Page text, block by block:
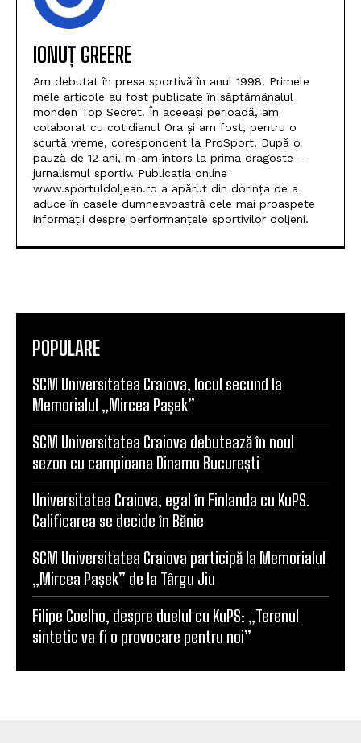
IONUȚ GREERE
Am debutat în presa sportivă în anul 1998. Primele
mele articole au fost publicate în săptămânalul
monden Top Secret. În aceeași perioadă, am
colaborat cu cotidianul Ora și am fost, pentru o
scurtă vreme, corespondent la ProSport. După o
pauză de 12 ani, m-am întors la prima dragoste —
jurnalismul sportiv. Publicația online
www.sportuldoljean.ro a apărut din dorința de a
aduce în casele dumneavoastră cele mai proaspete
informații despre performanțele sportivilor doljeni.
POPULARE
SCM Universitatea Craiova, locul secund la
Memorialul „Mircea Pașek”
SCM Universitatea Craiova debutează în noul
sezon cu campioana Dinamo București
Universitatea Craiova, egal în Finlanda cu KuPS.
Calificarea se decide în Bănie
SCM Universitatea Craiova participă la Memorialul
„Mircea Pașek” de la Târgu Jiu
Filipe Coelho, despre duelul cu KuPS: „Terenul
sintetic va fi o provocare pentru noi”